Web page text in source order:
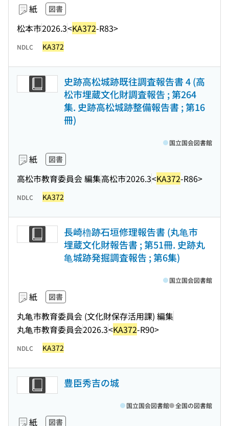
紙 図書
松本市2026.3<KA372-R83>
NDLC KA372
史跡高松城跡既往調査報告書 4 (高
松市埋蔵文化財調査報告 ; 第264
集. 史跡高松城跡整備報告書 ; 第16
冊)
紙 図書
高松市教育委員会 編集高松市2026.3<KA372-R86>
国立国会図書館
NDLC KA372
長崎櫓跡石垣修理報告書 (丸亀市
埋蔵文化財報告書 ; 第51冊. 史跡丸
亀城跡発掘調査報告 ; 第6集)
紙 図書
丸亀市教育委員会 (文化財保存活用課) 編集
丸亀市教育委員会2026.3<KA372-R90>
国立国会図書館
NDLC KA372
豊臣秀吉の城
紙 図書
国立国会図書館 全国の図書館